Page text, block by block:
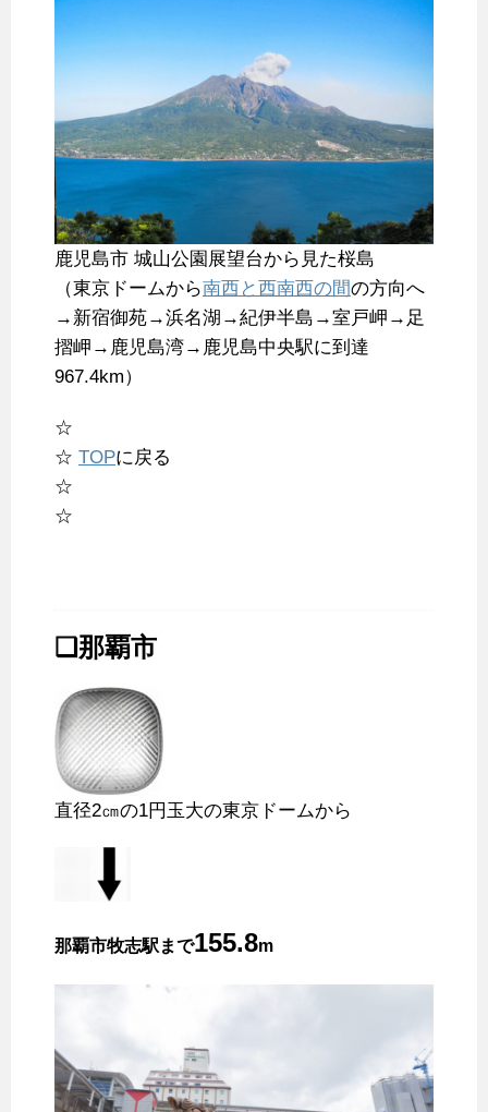
鹿児島市 城山公園展望台から見た桜島
（東京ドームから南西と西南西の間の方向へ
→新宿御苑→浜名湖→紀伊半島→室戸岬→足
摺岬→鹿児島湾→鹿児島中央駅に到達
967.4km）
☆
☆ TOPに戻る
☆
☆
❑那覇市
直径2㎝の1円玉大の東京ドームから
那覇市牧志駅まで155.8m